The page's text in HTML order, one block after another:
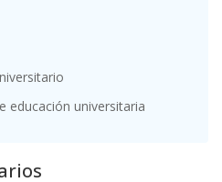
educación universitaria